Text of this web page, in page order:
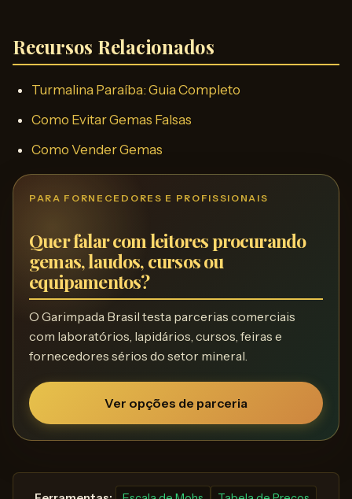
Recursos Relacionados
Turmalina Paraíba: Guia Completo
Como Evitar Gemas Falsas
Como Vender Gemas
PARA FORNECEDORES E PROFISSIONAIS
Quer falar com leitores procurando
gemas, laudos, cursos ou
equipamentos?
O Garimpada Brasil testa parcerias comerciais
com laboratórios, lapidários, cursos, feiras e
fornecedores sérios do setor mineral.
Ver opções de parceria